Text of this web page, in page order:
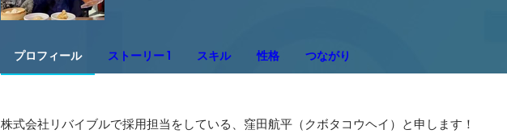
プロフィール ストーリー 1 スキル 性格 つながり
株式会社リバイブルで採用担当をしている、窪田航平（クボタコウヘイ）と申します！